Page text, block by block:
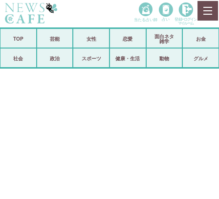
政治
当たる占い師 占い 登録• ログイン
マイルーム
TOP 芸能 女性 恋愛
面白ネタ
雑学
お金
社会 政治 スポーツ 健康・生活 動物 グルメ